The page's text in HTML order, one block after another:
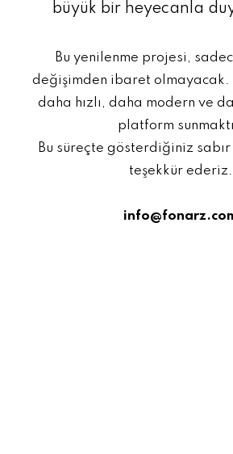
büyük bir heyecanla
Bu yenilenme projesi,
değişimden ibaret olmayacak.
daha hızlı, daha modern ve
platform
Bu süreçte gösterdiğiniz sabır
teşekkür ederiz.